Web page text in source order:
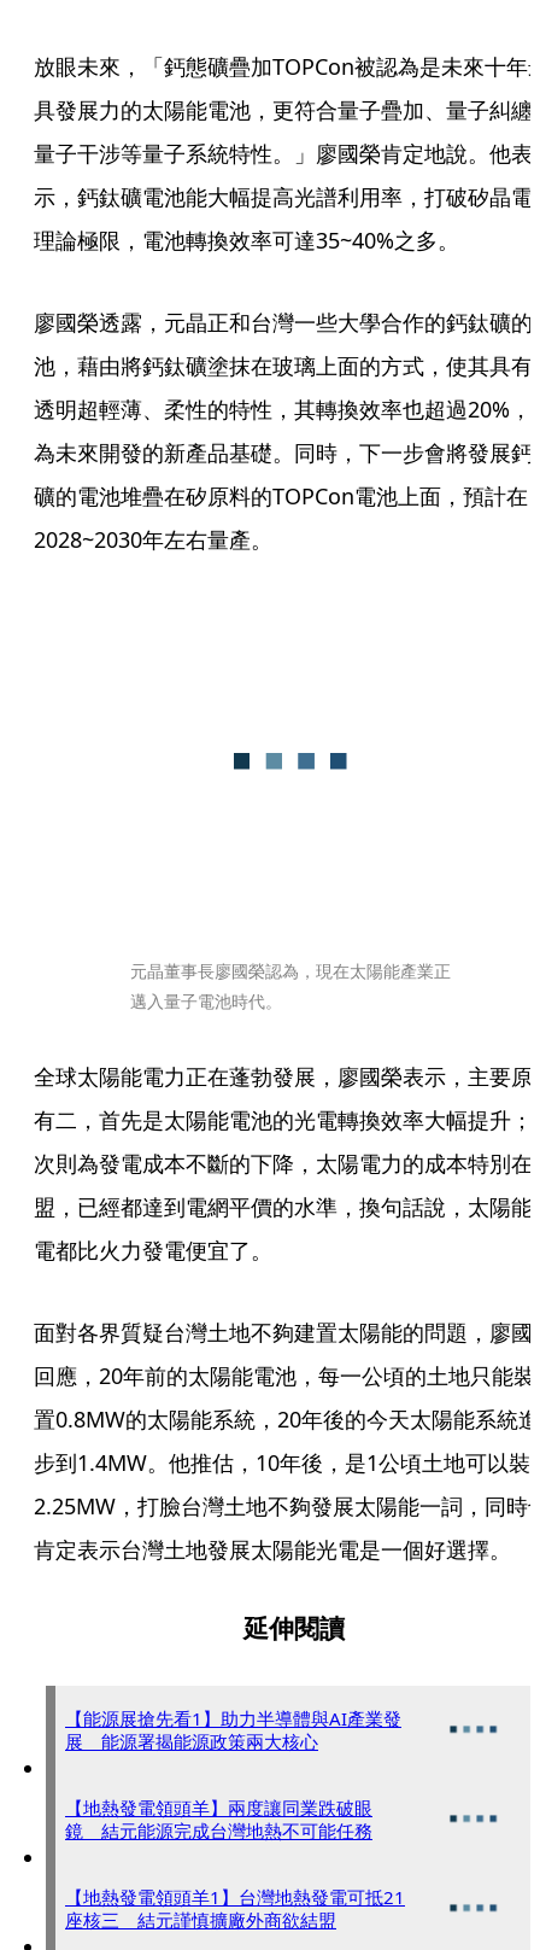
放眼未來，「鈣態礦疊加TOPCon被認為是未來十年
具發展力的太陽能電池，更符合量子疊加、量子糾纏
量子干涉等量子系統特性。」廖國榮肯定地說。他表
示，鈣鈦礦電池能大幅提高光譜利用率，打破矽晶電
廖國榮透露，元晶正和台灣一些大學合作的鈣鈦礦的
池，藉由將鈣鈦礦塗抹在玻璃上面的方式，使其具有
透明超輕薄、柔性的特性，其轉換效率也超過20%，
為未來開發的新產品基礎。同時，下一步會將發展鈣
礦的電池堆疊在矽原料的TOPCon電池上面，預計在
2028~2030年左右量產。
元晶董事長廖國榮認為，現在太陽能產業正
邁入量子電池時代。
全球太陽能電力正在蓬勃發展，廖國榮表示，主要原
有二，首先是太陽能電池的光電轉換效率大幅提升；
次則為發電成本不斷的下降，太陽電力的成本特別在
盟，已經都達到電網平價的水準，換句話說，太陽能
電都比火力發電便宜了。
面對各界質疑台灣土地不夠建置太陽能的問題，廖國
回應，20年前的太陽能電池，每一公頃的土地只能裝
置0.8MW的太陽能系統，20年後的今天太陽能系統進
步到1.4MW。他推估，10年後，是1公頃土地可以裝
2.25MW，打臉台灣土地不夠發展太陽能一詞，同時
肯定表示台灣土地發展太陽能光電是一個好選擇。
延伸閱讀
【能源展搶先看1】助力半導體與AI產業發
展 能源署揭能源政策兩大核心
【地熱發電領頭羊】兩度讓同業跌破眼
鏡 結元能源完成台灣地熱不可能任務
【地熱發電領頭羊1】台灣地熱發電可抵21
座核三 結元謹慎擴廠外商欲結盟